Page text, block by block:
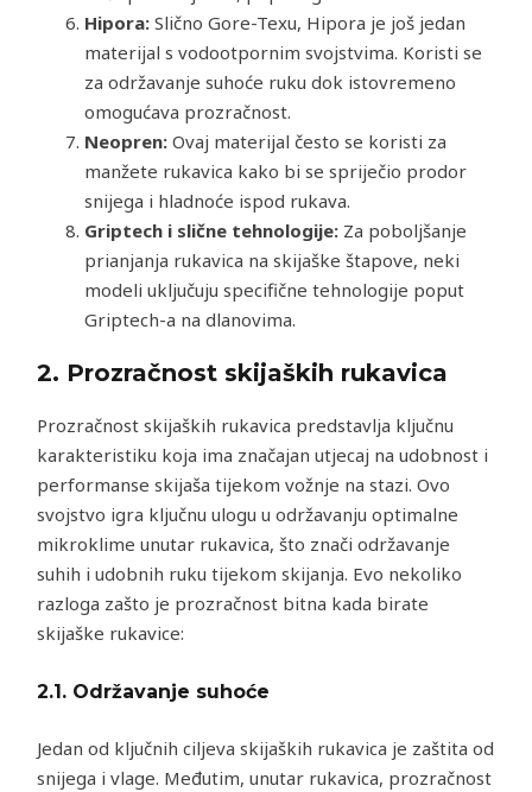
Hipora: Slično Gore-Texu, Hipora je još jedan
materijal s vodootpornim svojstvima. Koristi se
za održavanje suhoće ruku dok istovremeno
omogućava prozračnost.
Neopren: Ovaj materijal često se koristi za
manžete rukavica kako bi se spriječio prodor
snijega i hladnoće ispod rukava.
Griptech i slične tehnologije: Za poboljšanje
prianjanja rukavica na skijaške štapove, neki
modeli uključuju specifične tehnologije poput
Griptech-a na dlanovima.
2. Prozračnost skijaških rukavica
Prozračnost skijaških rukavica predstavlja ključnu
karakteristiku koja ima značajan utjecaj na udobnost i
performanse skijaša tijekom vožnje na stazi. Ovo
svojstvo igra ključnu ulogu u održavanju optimalne
mikroklime unutar rukavica, što znači održavanje
suhih i udobnih ruku tijekom skijanja. Evo nekoliko
razloga zašto je prozračnost bitna kada birate
skijaške rukavice:
2.1. Održavanje suhoće
Jedan od ključnih ciljeva skijaških rukavica je zaštita od
snijega i vlage. Međutim, unutar rukavica, prozračnost